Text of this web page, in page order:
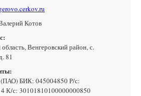
Котов
Венгеровский район, с.
81
БИК: 045004850 Р/с:
К/с: 30101810100000000850